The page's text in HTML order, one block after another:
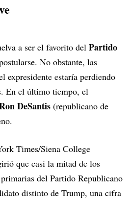
a ser el favorito del Partido
No obstante, las
expresidente estaría perdiendo
En el último tiempo, el
DeSantis (republicano de
Times/Siena College
que casi la mitad de los
del Partido Republicano
distinto de Trump, una cifra